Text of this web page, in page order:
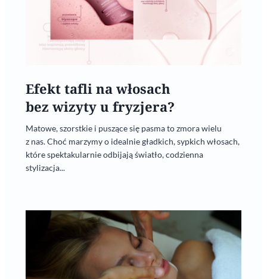
Efekt tafli na włosach
bez wizyty u fryzjera?
Matowe, szorstkie i puszące się pasma to zmora wielu
z nas. Choć marzymy o idealnie gładkich, sypkich włosach,
które spektakularnie odbijają światło, codzienna
stylizacja...